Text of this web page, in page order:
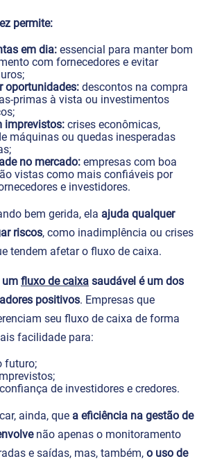
permite:
em dia: essencial para manter bom
com fornecedores e evitar
oportunidades: descontos na compra
primas à vista ou investimentos
imprevistos: crises econômicas,
máquinas ou quedas inesperadas
no mercado: empresas com boa
vistas como mais confiáveis por
e investidores.
bem gerida, ela ajuda qualquer
riscos, como inadimplência ou crises
tendem afetar o fluxo de caixa.
um fluxo de caixa saudável é um dos
positivos. Empresas que
seu fluxo de caixa de forma
facilidade para:
futuro;
de investidores e credores.
ainda, que a eficiência na gestão de
não apenas o monitoramento
e saídas, mas, também, o uso de